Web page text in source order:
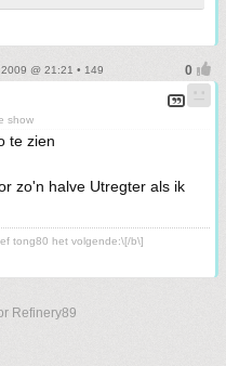
@ 21:21 • 149
show
te zien
zo'n halve Utregter als ik
tong80 het volgende:\[/b\]
Refinery89